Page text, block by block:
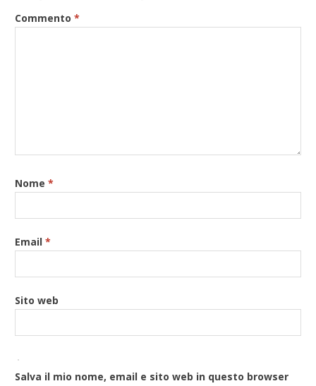
Commento*
Nome*
Email*
Sito web
Salva il mio nome, email e sito web in questo browser